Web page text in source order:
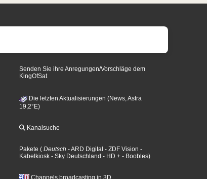
Senden Sie ihre Anregungen/Vorschläge dem
KingOfSat
Die letzten Aktualisierungen (News, Astra
19,2°E)
Kanalsuche
Pakete ( Deutsch - ARD Digital - ZDF Vision -
Kabelkiosk - Sky Deutschland - HD + - Boobles)
Channels broadcasting in 3D